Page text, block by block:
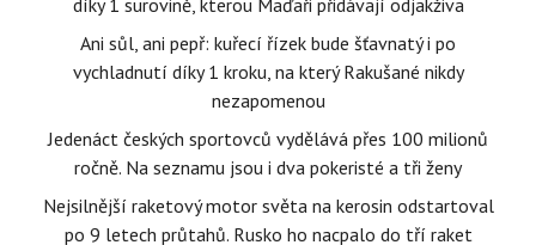
díky 1 surovině, kterou Maďaři přidávají odjakživa
Ani sůl, ani pepř: kuřecí řízek bude šťavnatý i po
vychladnutí díky 1 kroku, na který Rakušané nikdy
nezapomenou
Jedenáct českých sportovců vydělává přes 100 milionů
ročně. Na seznamu jsou i dva pokeristé a tři ženy
Nejsilnější raketový motor světa na kerosin odstartoval
po 9 letech průtahů. Rusko ho nacpalo do tří raket